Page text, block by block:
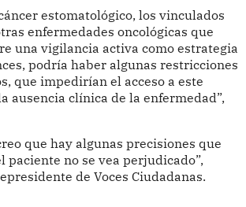
estomatológico, los vinculados
enfermedades oncológicas que
una vigilancia activa como estrategia
podría haber algunas restricciones
que impedirían el acceso a este
ausencia clínica de la enfermedad”,
que hay algunas precisiones que
paciente no se vea perjudicado”,
de Voces Ciudadanas.